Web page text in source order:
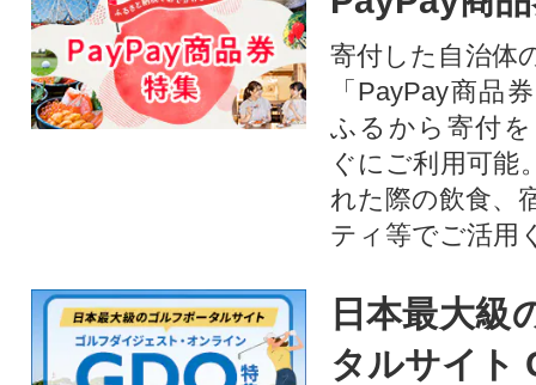
寄付した自治体
「PayPay商品
ふるから寄付
ぐにご利用可能
れた際の飲食、
ティ等でご活用
日本最大級
タルサイト